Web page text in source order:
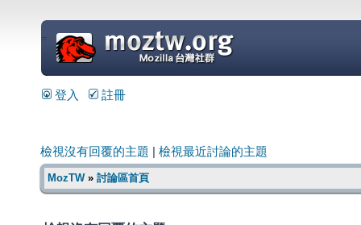
=
登入 註冊
檢視沒有回覆的主題 檢視最近討論的主題
MozTW» 討論區首頁